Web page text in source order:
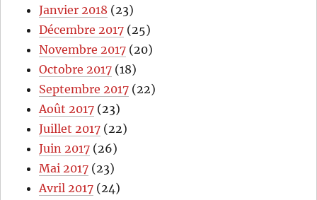
Janvier 2018 (23)
Décembre 2017 (25)
Novembre 2017 (20)
Octobre 2017 (18)
Septembre 2017 (22)
Août 2017 (23)
Juillet 2017 (22)
Juin 2017 (26)
Mai 2017 (23)
Avril 2017 (24)